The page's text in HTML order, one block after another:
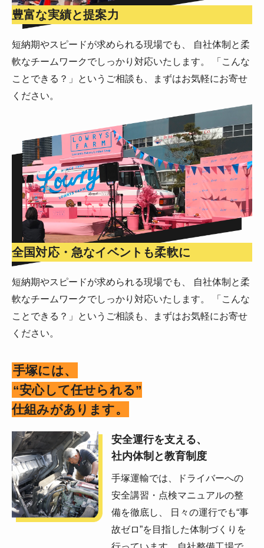
豊富な実績と提案力
短納期やスピードが求められる現場でも、 自社体制と柔
軟なチームワークでしっかり対応いたします。 「こんな
ことできる？」というご相談も、まずはお気軽にお寄せ
ください。
全国対応・急なイベントも柔軟に
短納期やスピードが求められる現場でも、 自社体制と柔
軟なチームワークでしっかり対応いたします。 「こんな
ことできる？」というご相談も、まずはお気軽にお寄せ
ください。
手塚には、
“安心して任せられる”
仕組みがあります。
安全運行を支える、
社内体制と教育制度
手塚運輸では、ドライバーへの
安全講習・点検マニュアルの整
備を徹底し、 日々の運行でも“事
故ゼロ”を目指した体制づくりを